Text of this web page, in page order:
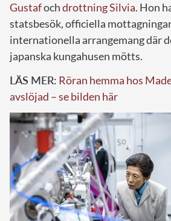
Gustafochdrottning Silvia. Hon
statsbesök, officiella
internationella arrangemang där
japanska kungahusen mötts.
LÄS MER: Röran hemma hos
avslöjad – se bilden här